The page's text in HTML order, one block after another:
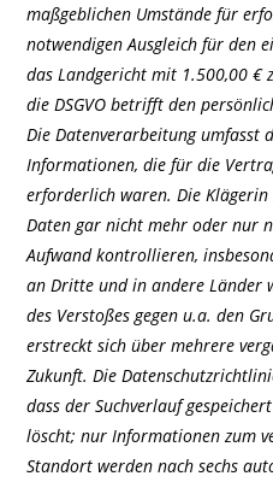
maßgeblichen Umstände für
notwendigen Ausgleich für den
das Landgericht mit 1.500,00 €
die DSGVO betrifft den
Die Datenverarbeitung umfasst
Informationen, die für die
erforderlich waren. Die
Daten gar nicht mehr oder nur
Aufwand kontrollieren,
an Dritte und in andere Länder
des Verstoßes gegen u.a. den
erstreckt sich über mehrere
Zukunft. Die
dass der Suchverlauf
löscht; nur Informationen zum
Standort werden nach sechs